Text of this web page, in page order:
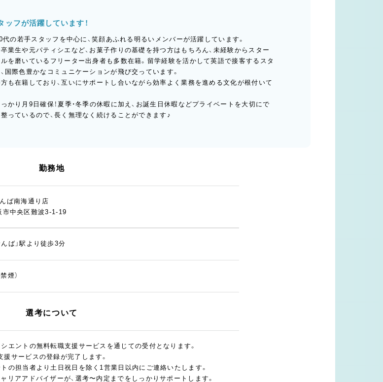
ッフが活躍しています！
の若手スタッフを中心に、笑顔あふれる明るいメンバーが活躍しています。
業生や元パティシエなど、お菓子作りの基礎を持つ方はもちろん、未経験からスター
ルを磨いているフリーター出身者も多数在籍。留学経験を活かして英語で接客するスタ
国際色豊かなコミュニケーションが飛び交っています。
も在籍しており、互いにサポートし合いながら効率よく業務を進める文化が根付いて
かり月9日確保！夏季・冬季の休暇に加え、お誕生日休暇などプライベートを大切にで
っているので、長く無理なく続けることができます♪
勤務地
ば南海通り店
中央区難波3-1-19
ば」駅より徒歩3分
煙）
選考について
エントの無料転職支援サービスを通じての受付となります。
サービスの登録が完了します。
の担当者より土日祝日を除く1営業日以内にご連絡いたします。
リアアドバイザーが、選考〜内定までをしっかりサポートします。